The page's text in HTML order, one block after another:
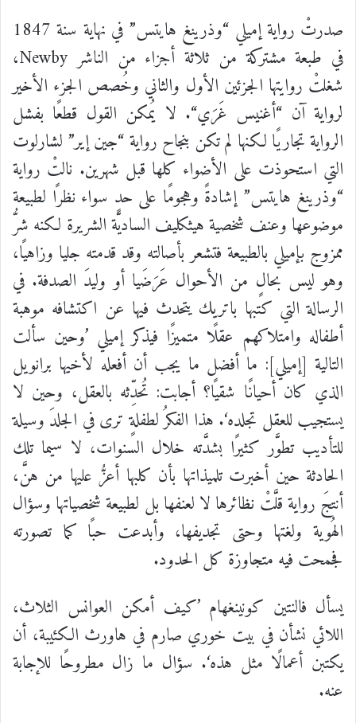
صدرتْ روايةإميلي “وذرينغ هايتس”في نهاية سنة1847
في طبعة مشتركة من ثلاثة أجزاء من الناشرNewby
،
شغلتْ روايتها الجزئين الأول والثاني وخُصص الجزء الأخير
لرواية آن “أغنيس غَرَي“. لا يُمكن القول قطعًا بفشل
الروايةتجاريًا لكنها لمتكن بنجاح رواية“جينإير” لشارلوت
التي استحوذت على الأضواء كلها قبل شهرين. نالتْ رواية
“وذرينغ هايتس”إشادةً وهجومًا على حدٍ سواء نظرًا لطبيعة
موضوعها وعنف شخصيةهيثكليف الساديّةالشريرة لكنه شرُّ
ممزوج بإميلي بالطبيعة فتشعر بأصالته وقد قدمته جليا وزاهيًا،
وهو ليس بحالٍ من الأحوال عَرَضَيا أو وليدَ الصدفة. في
الرسالة التي كتبها باتريك يتحدث فيها عن اكتشافه موهبة
أطفاله وامتلاكهم عقلًا متميزًا فيذكر إميلي ’وحين سألت
التالية[إميلي]: ما أفضل ما يجب أن أفعله لأخيها برانويل
الذي كان أحيانًا شقيًا؟ أجابت: تُحدِّثه بالعقل، وحين لا
يستجيب للعقل تجلده‘. هذا الفكرُلطفلةٍ ترىفي الجلدَ وسيلة
للتأديب تطوَّر كثيرًا بشدَّته خلال السنوات، لا سيما تلك
الحادثة حين أخبرت تلميذاتها بأن كلبها أعزُّ عليها من هنَّ،
أنتجَ روايةقلَّتْ نظائرها لا لعنفها بل لطبيعةشخصياتها وسؤال
الهُوية ولغتها وحتى تجديفها، وأبدعت حبًا كما تصورته
فجمحت فيه متجاوزة كل الحدود.
يسأل فالنتين كونينغهام ’كيف أمكن العوانس الثلاث،
اللائي نشأن في بيت خوري صارم في هاورث الكئيبة، أن
يكتبن أعمالًا مثل هذه‘. سؤال ما زال مطروحًا للإجابة
عنه.